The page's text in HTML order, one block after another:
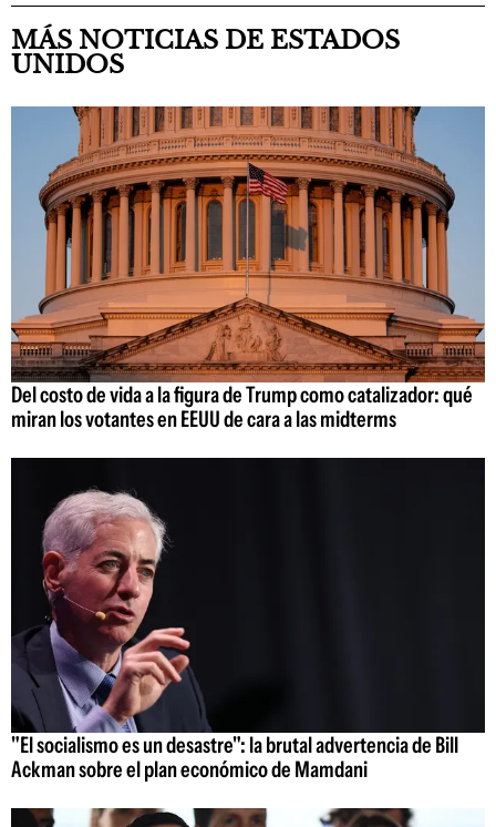
MÁS NOTICIAS DE ESTADOS
UNIDOS
Del costo de vida a la figura de Trump como catalizador: qué
miran los votantes en EEUU de cara a las midterms
"El socialismo es un desastre": la brutal advertencia de Bill
Ackman sobre el plan económico de Mamdani